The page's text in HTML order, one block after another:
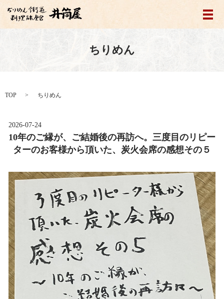
メ
ちりめん
TOP ちりめん
2026-07-24
10年のご縁が、ご結婚後の再訪へ。三度目のリピー
ターのお客様から頂いた、炭火会席の感想その５